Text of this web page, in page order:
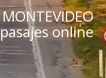
online